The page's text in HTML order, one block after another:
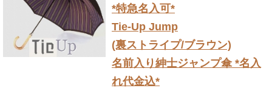
*特急名入可*
Tie-Up Jump
(裏ストライプ/ブラウン)
名前入り紳士ジャンプ傘 *名入
れ代金込*